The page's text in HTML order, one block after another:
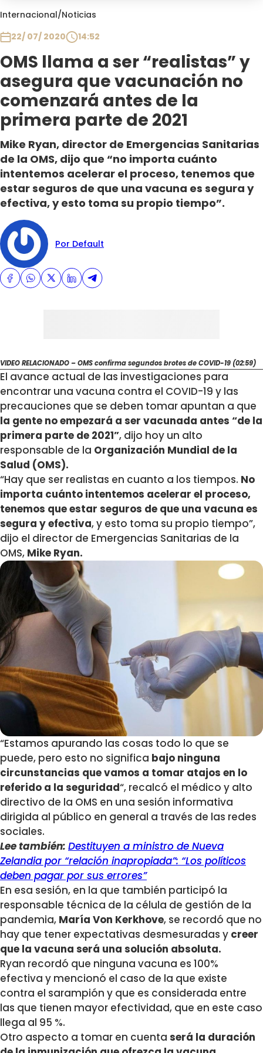
Internacional/Noticias
22/ 07/ 2020
14:52
OMS llama a ser “realistas” y
asegura que vacunación no
comenzará antes de la
primera parte de 2021
Mike Ryan, director de Emergencias Sanitarias
de la OMS, dijo que “no importa cuánto
intentemos acelerar el proceso, tenemos que
estar seguros de que una vacuna es segura y
efectiva, y esto toma su propio tiempo”.
Por Default
VIDEO RELACIONADO – OMS confirma segundos brotes de COVID-19 (02:59)
El avance actual de las investigaciones para
encontrar una vacuna contra el COVID-19 y las
precauciones que se deben tomar apuntan a que
la gente no empezará a ser vacunada antes “de la
primera parte de 2021”, dijo hoy un alto
responsable de la Organización Mundial de la
Salud (OMS).
“Hay que ser realistas en cuanto a los tiempos. No
importa cuánto intentemos acelerar el proceso,
tenemos que estar seguros de que una vacuna es
segura y efectiva, y esto toma su propio tiempo”,
dijo el director de Emergencias Sanitarias de la
OMS, Mike Ryan.
“Estamos apurando las cosas todo lo que se
puede, pero esto no significa bajo ninguna
circunstancias que vamos a tomar atajos en lo
referido a la seguridad“, recalcó el médico y alto
directivo de la OMS en una sesión informativa
dirigida al público en general a través de las redes
sociales.
Lee también: Destituyen a ministro de Nueva
Zelandia por “relación inapropiada”: “Los políticos
deben pagar por sus errores”
En esa sesión, en la que también participó la
responsable técnica de la célula de gestión de la
pandemia, María Von Kerkhove, se recordó que no
hay que tener expectativas desmesuradas y creer
que la vacuna será una solución absoluta.
Ryan recordó que ninguna vacuna es 100%
efectiva y mencionó el caso de la que existe
contra el sarampión y que es considerada entre
las que tienen mayor efectividad, que en este caso
llega al 95 %.
Otro aspecto a tomar en cuenta será la duración
Club De La Comedia
Plan Perfecto
El Tiempo
Sabingo
Todos Los Programas